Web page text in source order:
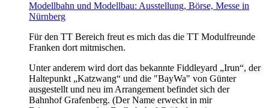
Modellbahn und Modellbau: Ausstellung, Börse, Messe in
Nürnberg
Für den TT Bereich freut es mich das die TT Modulfreunde
Franken dort mitmischen.
Unter anderem wird dort das bekannte Fiddleyard „Irun“, der
Haltepunkt „Katzwang“ und die "BayWa" von Günter
ausgestellt und neu im Arrangement befindet sich der
Bahnhof Grafenberg. (Der Name erweckt in mir